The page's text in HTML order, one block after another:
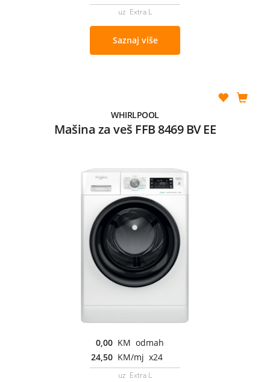
uz Extra L
Saznaj više
WHIRLPOOL
Mašina za veš FFB 8469 BV EE
0,00 KM odmah
24,50 KM/mj x24
uz Extra L